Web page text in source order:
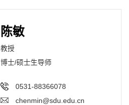
陈敏
教授
博士/硕士生导师
0531-88366078
chenmin@sdu.edu.cn